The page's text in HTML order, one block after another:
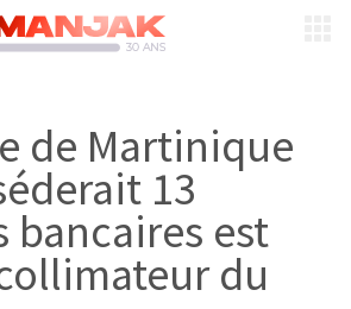
de Martinique
13
bancaires est
du